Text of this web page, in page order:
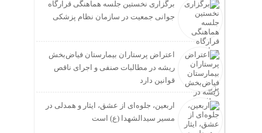
برگزاری نخستین جلسه هماهنگی قرارگاه
جوانی جمعیت در سازمان نظام پزشکی
اعتراض پرستاران بیمارستان فیاض‌بخش
ریشه در مطالبات صنفی و اجرای ناقص
قوانین دارد
اربعین، جلوه‌ای از عشق، ایثار و همدلی در
مسیر سیدالشهدا (ع) است